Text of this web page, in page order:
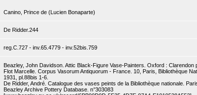
Canino, Prince de (Lucien Bonaparte)
De Ridder.244
reg.C.727 - inv.65.4779 - inv.52bis.759
Beazley, John Davidson. Attic Black-Figure Vase-Painters. Oxford : Clarendon
Flot Marcelle. Corpus Vasorum Antiquorum - France. 10, Paris, Bibliothèque
1931, pl.88bis 1-6.
De Ridder, André. Catalogue des vases peints de la Bibliothèque nationale.
Beazley Archive Pottery Database. n°303083